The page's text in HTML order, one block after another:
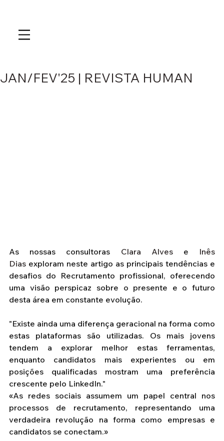
JAN/FEV'25 | REVISTA HUMAN
As nossas consultoras Clara Alves e Inês
Dias exploram neste artigo as principais tendências e
desafios do Recrutamento profissional, oferecendo
uma visão perspicaz sobre o presente e o futuro
desta área em constante evolução.
"Existe ainda uma diferença geracional na forma como
estas plataformas são utilizadas. Os mais jovens
tendem a explorar melhor estas ferramentas,
enquanto candidatos mais experientes ou em
posições qualificadas mostram uma preferência
crescente pelo LinkedIn."
«As redes sociais assumem um papel central nos
processos de recrutamento, representando uma
verdadeira revolução na forma como empresas e
candidatos se conectam.»